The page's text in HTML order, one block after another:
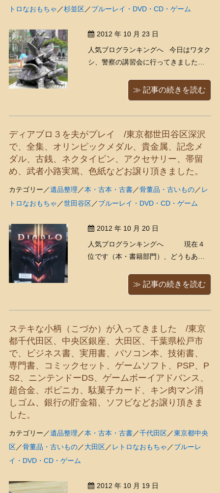
トロなおもちゃ／杉並区／ブルーレイ・DVD・CD・ゲーム
2012 年 10 月 23 日
人気ブログランキングへ 今日はワタク
シ、警察の講習会に行ってきました。
わけではございません(*´艸`*)1年に1回
行われる「警察署別法令講習会」とい
うのはあるのかな ...
≫ 記事の続きを読む
ディアブロ３を夫がプレイ /東京都世田谷区深沢
で、全集、オリンピックメダル、貴金属、記念メ
ダル、古銭、ネクタイピン、アクセサリー、帯留
め、武者小路実篤、色紙などお譲り頂きました。
カテゴリー／遺品整理／本・古本・古書／骨董品・古いもの／ レ
トロなおもちゃ／世田谷区／ブルーレイ・DVD・CD・ゲーム
2012 年 10 月 20 日
人気ブログランキングへ 現在４
位です（本・書籍部門）、どうもあり
「ディアブロ３」というゲームをして
います。おととい買ったばかりです。
者みたいな人がおどろおどろ ...
≫ 記事の続きを読む
ステキな小柄（こづか）が入ってきました /東京
都千代田区、中央区銀座、大田区、千葉県松戸市
で、ビジネス書、実用書、パソコン本、技術書、
専門書、コミックセット、ゲームソフト、PSP、P
S2、ニンテンドーDS、ゲームボーイアドバンス、
超合金、ポピニカ、駄菓子カード、キン肉マン消
しゴム、銀行の貯金箱、ソフビなどお譲り頂きま
した。
カテゴリー／遺品整理／本・古本・古書／千代田区／東京都中央
区／骨董品・古いもの／大田区／ レトロなおもちゃ／ブルーレ
イ・DVD・CD・ゲーム
2012 年 10 月 19 日